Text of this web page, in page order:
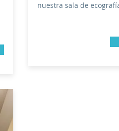
nuestra sala de